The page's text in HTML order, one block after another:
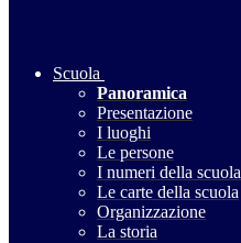
Scuola
Panoramica
Presentazione
I luoghi
Le persone
I numeri della scuola
Le carte della scuola
Organizzazione
La storia